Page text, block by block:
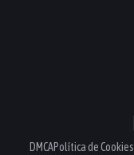
DMCAPolítica de Cookies